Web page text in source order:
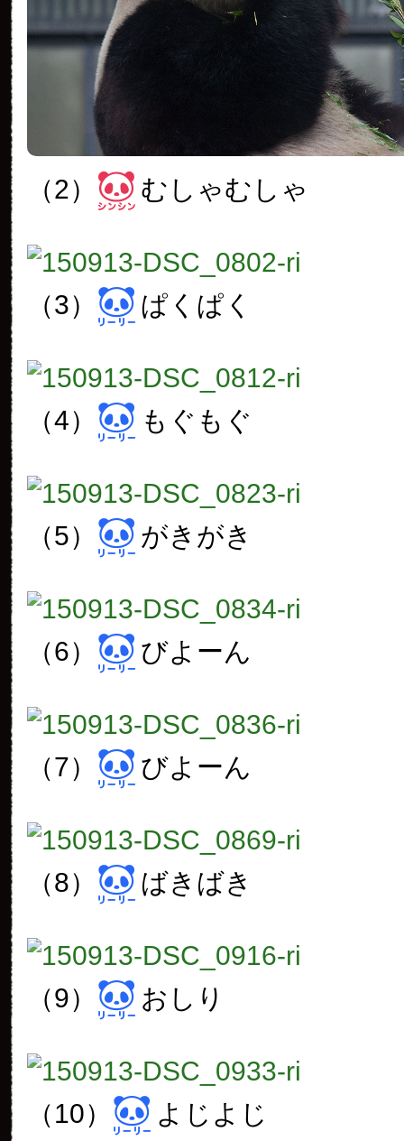
（2） むしゃむしゃ
（3） ぱくぱく
（4） もぐもぐ
（5） がきがき
（6） びよーん
（7） びよーん
（8） ばきばき
（9） おしり
（10） よじよじ